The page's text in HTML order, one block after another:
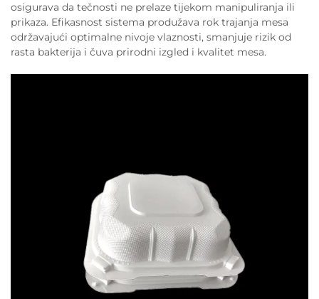
osigurava da tečnosti ne prelaze tijekom manipuliranja ili
prikaza. Efikasnost sistema produžava rok trajanja mesa
održavajući optimalne nivoje vlaznosti, smanjuje rizik od
rasta bakterija i čuva prirodni izgled i kvalitet mesa.